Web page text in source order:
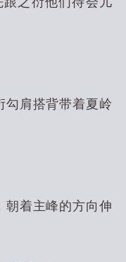
勾肩搭背带着夏岭
朝着主峰的方向伸